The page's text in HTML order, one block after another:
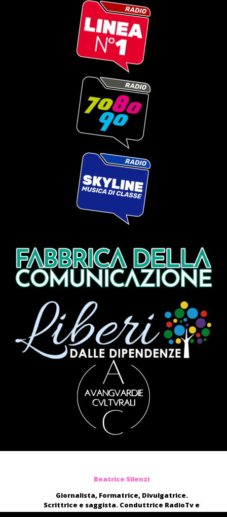
Beatrice Silenzi
Giornalista, Formatrice, Divulgatrice.
Scrittrice e saggista. Conduttrice RadioTv e
blogger.